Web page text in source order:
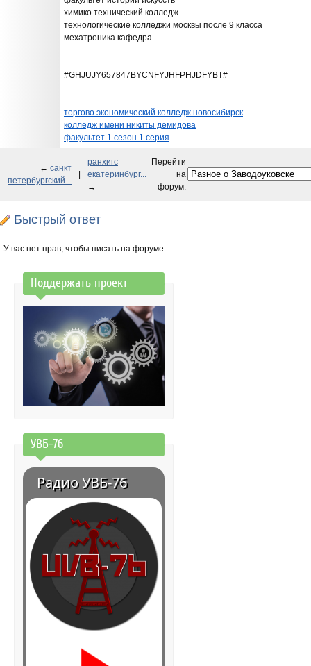
химико технический колледж
технологические колледжи москвы после 9 класса
мехатроника кафедра
#GHJUJY657847BYCNFYJHFPHJDFYBT#
торгово экономический колледж новосибирск
колледж имени никиты демидова
факультет 1 сезон 1 серия
← санкт
петербургский...
ранхигс
екатеринбург...
→
Перейти
на
форум:
Быстрый ответ
У вас нет прав, чтобы писать на форуме.
Поддержать проект
УВБ-76
Радио УВБ-76